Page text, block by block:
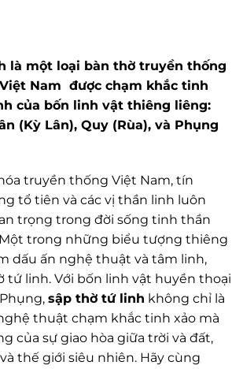
là một loại bàn thờ truyền thống
Nam được chạm khắc tinh
của bốn linh vật thiêng liêng:
(Kỳ Lân), Quy (Rùa), và Phụng
truyền thống Việt Nam, tín
tổ tiên và các vị thần linh luôn
trọng trong đời sống tinh thần
trong những biểu tượng thiêng
dấu ấn nghệ thuật và tâm linh,
tứ linh. Với bốn linh vật huyền thoại
sập thờ tứ linh không chỉ là
thuật chạm khắc tinh xảo mà
của sự giao hòa giữa trời và đất,
thế giới siêu nhiên. Hãy cùng